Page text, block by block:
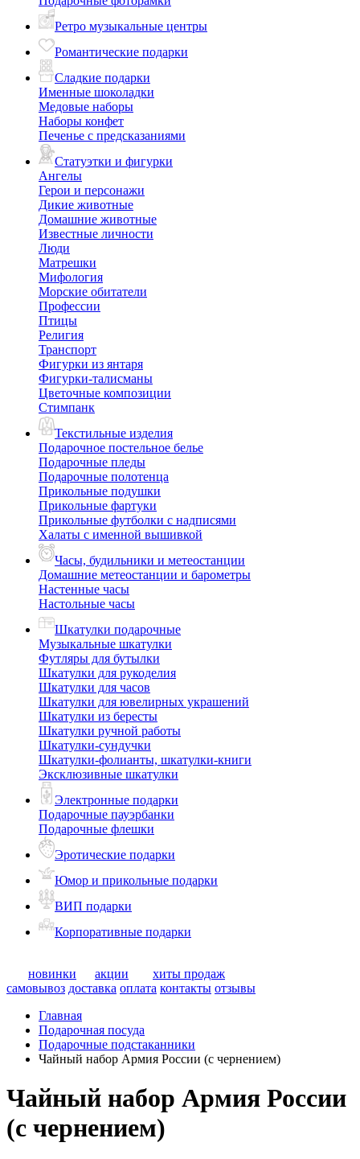
Ретро музыкальные центры
Романтические подарки
Сладкие подарки
Именные шоколадки
Медовые наборы
Наборы конфет
Печенье с предсказаниями
Статуэтки и фигурки
Ангелы
Герои и персонажи
Дикие животные
Домашние животные
Известные личности
Люди
Матрешки
Мифология
Морские обитатели
Профессии
Птицы
Религия
Транспорт
Фигурки из янтаря
Фигурки-талисманы
Цветочные композиции
Стимпанк
Текстильные изделия
Подарочное постельное белье
Подарочные пледы
Подарочные полотенца
Прикольные подушки
Прикольные фартуки
Прикольные футболки с надписями
Халаты с именной вышивкой
Часы, будильники и метеостанции
Домашние метеостанции и барометры
Настенные часы
Настольные часы
Шкатулки подарочные
Музыкальные шкатулки
Футляры для бутылки
Шкатулки для рукоделия
Шкатулки для часов
Шкатулки для ювелирных украшений
Шкатулки из бересты
Шкатулки ручной работы
Шкатулки-сундучки
Шкатулки-фолианты, шкатулки-книги
Эксклюзивные шкатулки
Электронные подарки
Подарочные пауэрбанки
Подарочные флешки
Эротические подарки
Юмор и прикольные подарки
ВИП подарки
Корпоративные подарки
новинки акции
хиты продаж
самовывоз доставка оплата контакты отзывы
Главная
Подарочная посуда
Подарочные подстаканники
Чайный набор Армия России (с чернением)
Чайный набор Армия России
(с чернением)